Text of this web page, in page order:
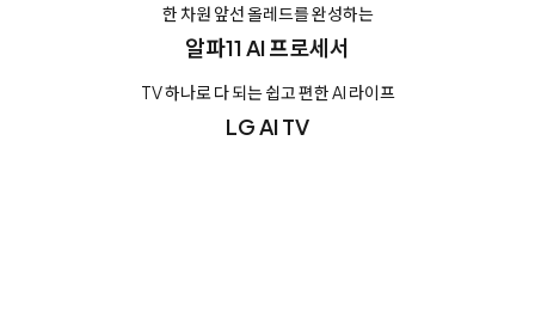
한 차원 앞선 올레드를 완성하는
알파11 AI 프로세서
TV 하나로 다 되는 쉽고 편한 AI 라이프
LG AI TV